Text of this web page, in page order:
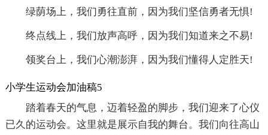
绿荫场上，我们勇往直前，因为我们坚信勇者无惧!
终点线上，我们放声高呼，因为我们知道来之不易!
领奖台上，我们心潮澎湃，因为我们懂得人定胜天!
小学生运动会加油稿5
踏着春天的气息，迈着轻盈的脚步，我们迎来了心仪
已久的运动会。这里就是展示自我的舞台。我们向往高山